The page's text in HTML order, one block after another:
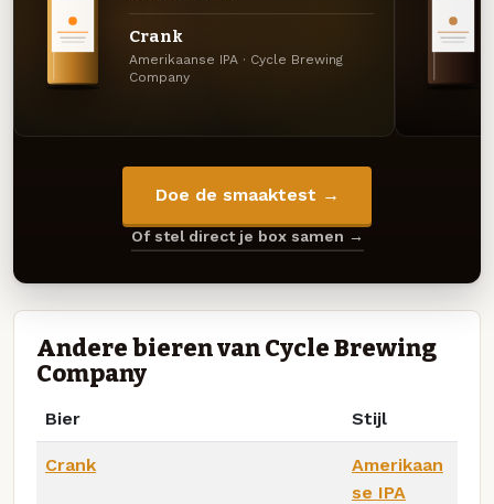
Crank
Amerikaanse IPA · Cycle Brewing
Company
Doe de smaaktest →
Of stel direct je box samen →
Andere bieren van Cycle Brewing
Company
Bier Stijl
Crank
Amerikaan
se IPA